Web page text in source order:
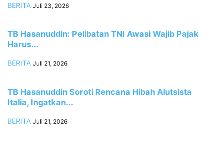
BERITA Juli 23, 2026
TB Hasanuddin: Pelibatan TNI Awasi Wajib Pajak
Harus...
BERITA Juli 21, 2026
TB Hasanuddin Soroti Rencana Hibah Alutsista
Italia, Ingatkan...
BERITA Juli 21, 2026